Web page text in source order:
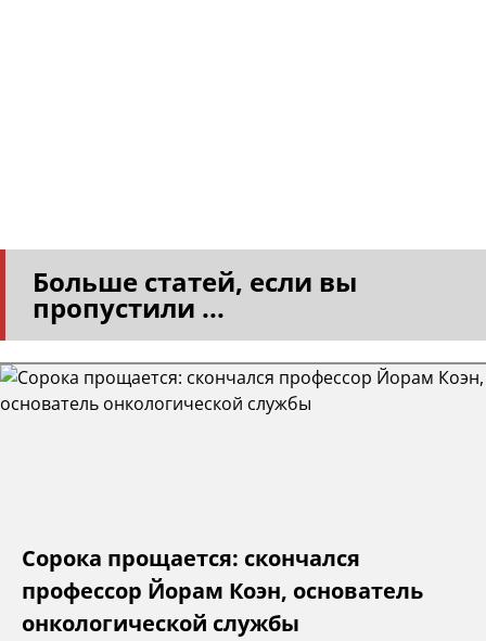
Больше статей, если вы
пропустили ...
Сорока прощается: скончался
профессор Йорам Коэн, основатель
онкологической службы